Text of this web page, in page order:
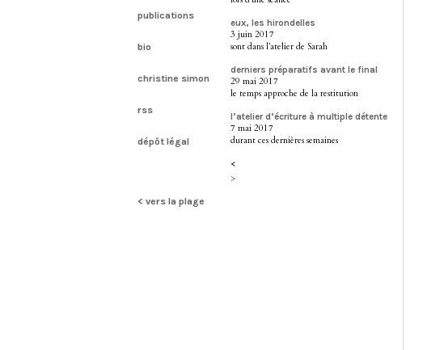
publications
bio
christine simon
rss
dépôt légal
< vers la plage
eux, les hirondelles
3 juin 2017
sont dans l’atelier de Sarah
derniers préparatifs avant le final
29 mai 2017
le temps approche de la restitution
l’atelier d’écriture à multiple détente
7 mai 2017
durant ces dernières semaines
<
>